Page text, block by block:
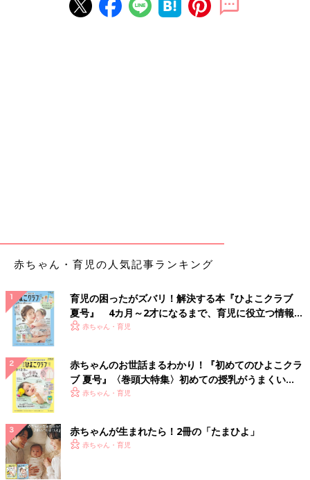
赤ちゃん・育児の人気記事ランキング
育児の困ったがズバリ！解決する本『ひよこクラブ
夏号』 4カ月～2才になるまで、育児に役立つ情報が
いっぱい！
赤ちゃん・育児
赤ちゃんのお世話まるわかり！『初めてのひよこクラ
ブ 夏号』〈巻頭大特集〉初めての授乳がうまくい
く！ おっぱい・ミルクの基本と夏のトラブル 解決テ
赤ちゃん・育児
赤ちゃんが生まれたら！2冊の「たまひよ」
赤ちゃん・育児